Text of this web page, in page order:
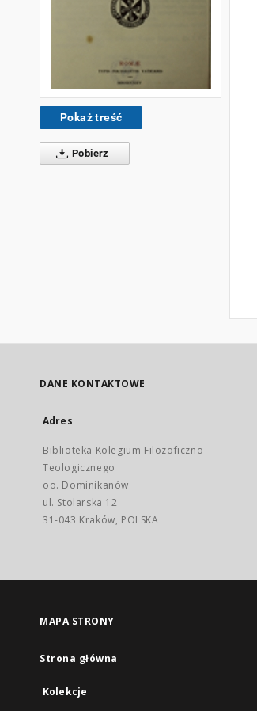
Pokaż treść
Pobierz
DANE KONTAKTOWE
Adres
Biblioteka Kolegium Filozoficzno-
Teologicznego
oo. Dominikanów
ul. Stolarska 12
31-043 Kraków, POLSKA
MAPA STRONY
Strona główna
Kolekcje